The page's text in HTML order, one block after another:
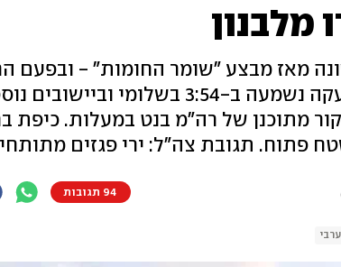
מלבנון
מאז מבצע "שומר החומות" - ובפעם
הממשלה הנוכחית: אזעקה נשמעה ב-3:54 בשלומי
מתוכנן של רה"מ בנט במעלות. כיפת
פתוח. תגובת צה"ל: ירי פגזים
94 תגובות